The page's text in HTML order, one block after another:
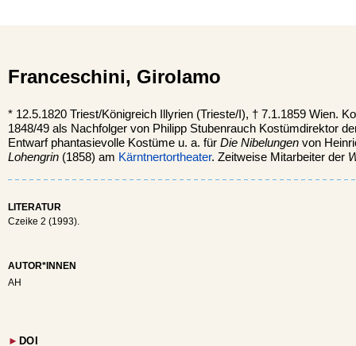
Franceschini, Girolamo
* 12.5.1820 Triest/Königreich Illyrien (Trieste/I), † 7.1.1859 Wien.
1848/49 als Nachfolger von Philipp Stubenrauch Kostümdirektor
Entwarf phantasievolle Kostüme u. a. für Die Nibelungen von
Lohengrin (1858) am Kärntnertortheater. Zeitweise Mitarbeiter der
LITERATUR
Czeike 2 (1993).
AUTOR*INNEN
AH
► DOI